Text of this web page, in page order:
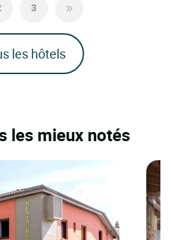
3
les hôtels
les mieux notés